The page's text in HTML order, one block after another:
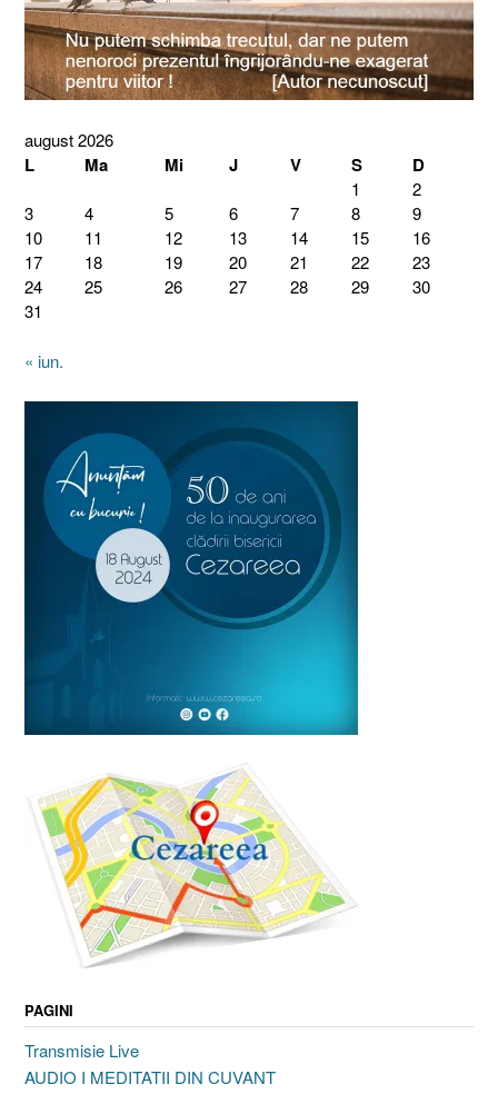
august 2026
L Ma Mi J V S D
1
2
3
4 5 6 7 8
9
10
11 12 13 14 15
16
17
18 19 20 21 22
23
24
25 26 27 28 29
30
31
« iun.
PAGINI
Transmisie Live
AUDIO I MEDITATII DIN CUVANT